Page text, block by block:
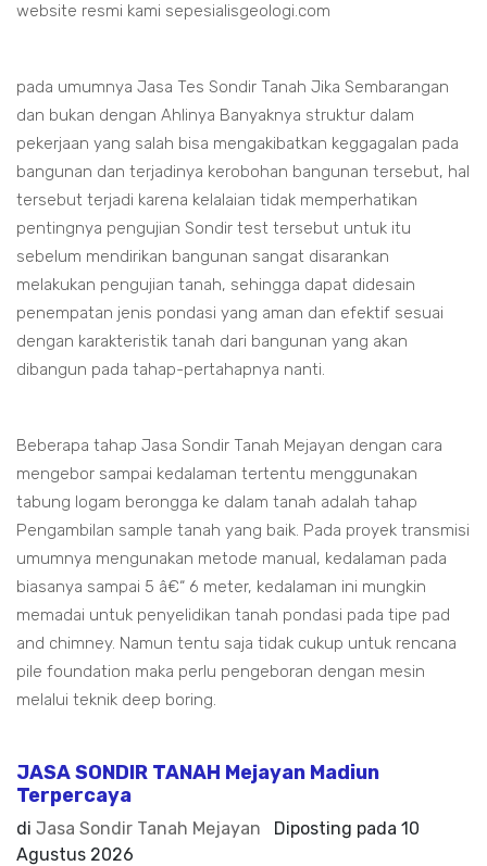
website resmi kami sepesialisgeologi.com
pada umumnya Jasa Tes Sondir Tanah Jika Sembarangan
dan bukan dengan Ahlinya Banyaknya struktur dalam
pekerjaan yang salah bisa mengakibatkan keggagalan pada
bangunan dan terjadinya kerobohan bangunan tersebut, hal
tersebut terjadi karena kelalaian tidak memperhatikan
pentingnya pengujian Sondir test tersebut untuk itu
sebelum mendirikan bangunan sangat disarankan
melakukan pengujian tanah, sehingga dapat didesain
penempatan jenis pondasi yang aman dan efektif sesuai
dengan karakteristik tanah dari bangunan yang akan
dibangun pada tahap-pertahapnya nanti.
Beberapa tahap Jasa Sondir Tanah Mejayan dengan cara
mengebor sampai kedalaman tertentu menggunakan
tabung logam berongga ke dalam tanah adalah tahap
Pengambilan sample tanah yang baik. Pada proyek transmisi
umumnya mengunakan metode manual, kedalaman pada
biasanya sampai 5 â€“ 6 meter, kedalaman ini mungkin
memadai untuk penyelidikan tanah pondasi pada tipe pad
and chimney. Namun tentu saja tidak cukup untuk rencana
pile foundation maka perlu pengeboran dengan mesin
melalui teknik deep boring.
JASA SONDIR TANAH Mejayan Madiun
Terpercaya
di Jasa Sondir Tanah Mejayan Diposting pada 10
Agustus 2026